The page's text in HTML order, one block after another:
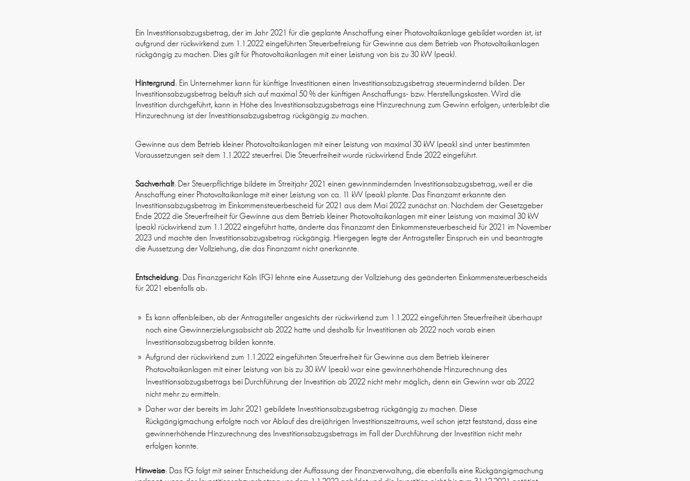
Ein Investitionsabzugsbetrag, der im Jahr 2021 für die geplante Anschaffung einer Photovoltaikanlage gebildet worden ist, ist
aufgrund der rückwirkend zum 1.1.2022 eingeführten Steuerbefreiung für Gewinne aus dem Betrieb von Photovoltaikanlagen
rückgängig zu machen. Dies gilt für Photovoltaikanlagen mit einer Leistung von bis zu 30 kW (peak).
Hintergrund: Ein Unternehmer kann für künftige Investitionen einen Investitionsabzugsbetrag steuermindernd bilden. Der
Investitionsabzugsbetrag beläuft sich auf maximal 50 % der künftigen Anschaffungs- bzw. Herstellungskosten. Wird die
Investition durchgeführt, kann in Höhe des Investitionsabzugsbetrags eine Hinzurechnung zum Gewinn erfolgen; unterbleibt die
Hinzurechnung ist der Investitionsabzugsbetrag rückgängig zu machen.
Gewinne aus dem Betrieb kleiner Photovoltaikanlagen mit einer Leistung von maximal 30 kW (peak) sind unter bestimmten
Voraussetzungen seit dem 1.1.2022 steuerfrei. Die Steuerfreiheit wurde rückwirkend Ende 2022 eingeführt.
Sachverhalt: Der Steuerpflichtige bildete im Streitjahr 2021 einen gewinnmindernden Investitionsabzugsbetrag, weil er die
Anschaffung einer Photovoltaikanlage mit einer Leistung von ca. 11 kW (peak) plante. Das Finanzamt erkannte den
Investitionsabzugsbetrag im Einkommensteuerbescheid für 2021 aus dem Mai 2022 zunächst an. Nachdem der Gesetzgeber
Ende 2022 die Steuerfreiheit für Gewinne aus dem Betrieb kleiner Photovoltaikanlagen mit einer Leistung von maximal 30 kW
(peak) rückwirkend zum 1.1.2022 eingeführt hatte, änderte das Finanzamt den Einkommensteuerbescheid für 2021 im November
2023 und machte den Investitionsabzugsbetrag rückgängig. Hiergegen legte der Antragsteller Einspruch ein und beantragte
die Aussetzung der Vollziehung, die das Finanzamt nicht anerkannte.
Entscheidung: Das Finanzgericht Köln (FG) lehnte eine Aussetzung der Vollziehung des geänderten Einkommensteuerbescheids
für 2021 ebenfalls ab:
Es kann offenbleiben, ob der Antragsteller angesichts der rückwirkend zum 1.1.2022 eingeführten Steuerfreiheit überhaupt
noch eine Gewinnerzielungsabsicht ab 2022 hatte und deshalb für Investitionen ab 2022 noch vorab einen
Investitionsabzugsbetrag bilden konnte.
Aufgrund der rückwirkend zum 1.1.2022 eingeführten Steuerfreiheit für Gewinne aus dem Betrieb kleinerer
Photovoltaikanlagen mit einer Leistung von bis zu 30 kW (peak) war eine gewinnerhöhende Hinzurechnung des
Investitionsabzugsbetrags bei Durchführung der Investition ab 2022 nicht mehr möglich; denn ein Gewinn war ab 2022
nicht mehr zu ermitteln.
Daher war der bereits im Jahr 2021 gebildete Investitionsabzugsbetrag rückgängig zu machen. Diese
Rückgängigmachung erfolgte noch vor Ablauf des dreijährigen Investitionszeitraums, weil schon jetzt feststand, dass eine
gewinnerhöhende Hinzurechnung des Investitionsabzugsbetrags im Fall der Durchführung der Investition nicht mehr
erfolgen konnte.
Hinweise: Das FG folgt mit seiner Entscheidung der Auffassung der Finanzverwaltung, die ebenfalls eine Rückgängigmachung